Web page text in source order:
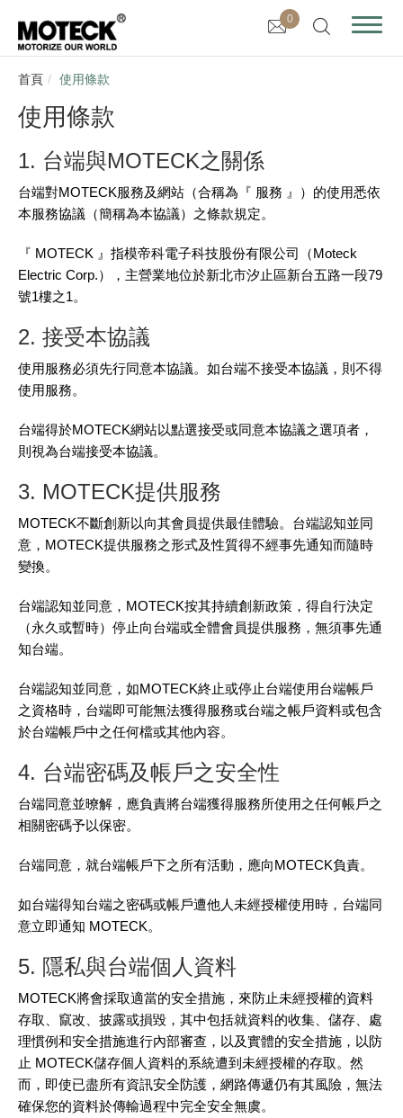
0
首頁 使用條款
使用條款
1. 台端與MOTECK之關係
台端對MOTECK服務及網站（合稱為『 服務 』）的使用悉依
本服務協議（簡稱為本協議）之條款規定。
『 MOTECK 』指模帝科電子科技股份有限公司（Moteck
Electric Corp.），主營業地位於新北市汐止區新台五路一段79
號1樓之1。
2. 接受本協議
使用服務必須先行同意本協議。如台端不接受本協議，則不得
使用服務。
台端得於MOTECK網站以點選接受或同意本協議之選項者，
則視為台端接受本協議。
3. MOTECK提供服務
MOTECK不斷創新以向其會員提供最佳體驗。台端認知並同
意，MOTECK提供服務之形式及性質得不經事先通知而隨時
變換。
台端認知並同意，MOTECK按其持續創新政策，得自行決定
（永久或暫時）停止向台端或全體會員提供服務，無須事先通
知台端。
台端認知並同意，如MOTECK終止或停止台端使用台端帳戶
之資格時，台端即可能無法獲得服務或台端之帳戶資料或包含
於台端帳戶中之任何檔或其他內容。
4. 台端密碼及帳戶之安全性
台端同意並暸解，應負責將台端獲得服務所使用之任何帳戶之
相關密碼予以保密。
台端同意，就台端帳戶下之所有活動，應向MOTECK負責。
如台端得知台端之密碼或帳戶遭他人未經授權使用時，台端同
意立即通知 MOTECK。
5. 隱私與台端個人資料
MOTECK將會採取適當的安全措施，來防止未經授權的資料
存取、竄改、披露或損毀，其中包括就資料的收集、儲存、處
理慣例和安全措施進行內部審查，以及實體的安全措施，以防
止 MOTECK儲存個人資料的系統遭到未經授權的存取。然
而，即使已盡所有資訊安全防護，網路傳遞仍有其風險，無法
確保您的資料於傳輸過程中完全安全無虞。